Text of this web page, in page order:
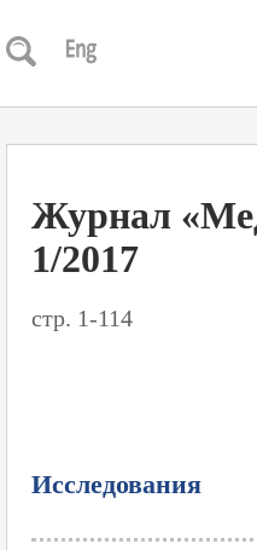
Журнал
1/2017
стр. 1-114
Исследования